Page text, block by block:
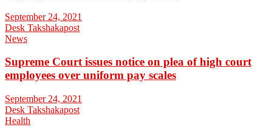
September 24, 2021
Desk Takshakapost
News
Supreme Court issues notice on plea of high court
employees over uniform pay scales
September 24, 2021
Desk Takshakapost
Health